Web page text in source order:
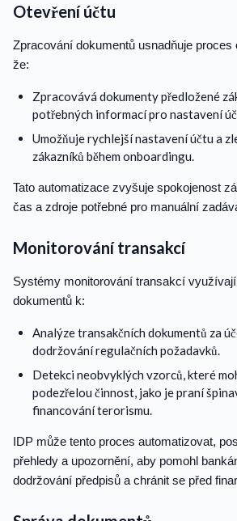
Otevření účtu
Zpracování dokumentů usnadňuje
že:
Zpracovává dokumenty předložené
potřebných informací pro nastavení
Umožňuje rychlejší nastavení účtu a
zákazníků během onboardingu.
Tato automatizace zvyšuje spokojenost
čas a zdroje potřebné pro manuální
Monitorování transakcí
Systémy monitorování transakcí
dokumentů k:
Analýze transakčních dokumentů za
dodržování regulačních požadavků.
Detekci neobvyklých vzorců, které
podezřelou činnost, jako je praní
financování terorismu.
IDP může tento proces automatizovat,
přehledy a upozornění, aby pomohl
dodržování předpisů a chránit se před